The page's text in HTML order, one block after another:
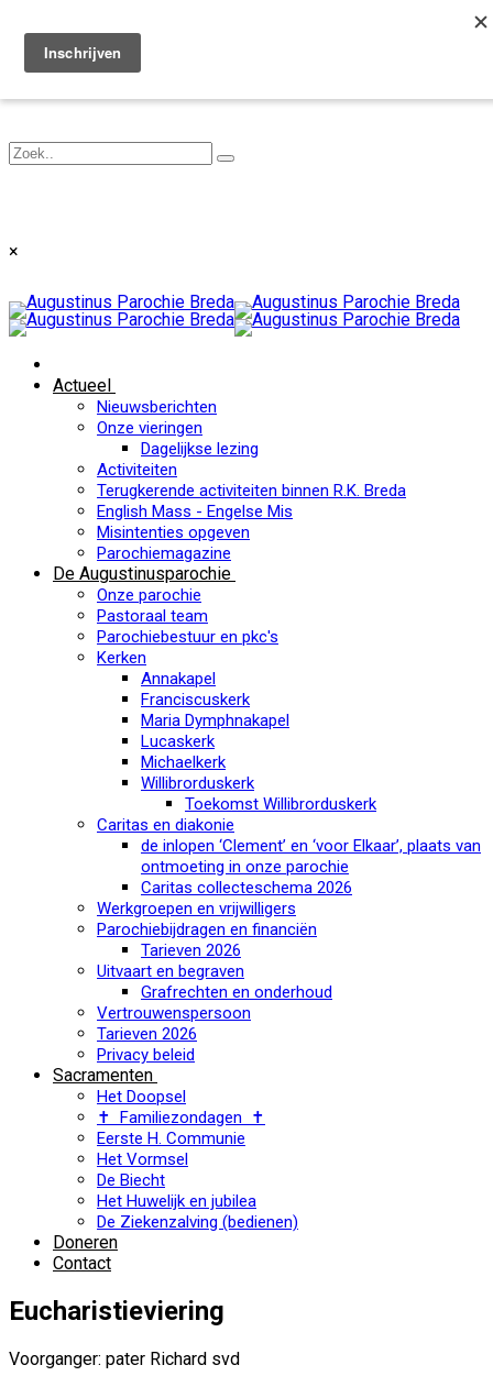
Toggle navigation
×
Actueel
Nieuwsberichten
Onze vieringen
Dagelijkse lezing
Activiteiten
Terugkerende activiteiten binnen R.K. Breda
English Mass - Engelse Mis
Misintenties opgeven
Parochiemagazine
De Augustinusparochie
Onze parochie
Pastoraal team
Parochiebestuur en pkc's
Kerken
Annakapel
Franciscuskerk
Maria Dymphnakapel
Lucaskerk
Michaelkerk
Willibrorduskerk
Toekomst Willibrorduskerk
Caritas en diakonie
de inlopen ‘Clement’ en ‘voor Elkaar’, plaats van
ontmoeting in onze parochie
Caritas collecteschema 2026
Werkgroepen en vrijwilligers
Parochiebijdragen en financiën
Tarieven 2026
Uitvaart en begraven
Grafrechten en onderhoud
Vertrouwenspersoon
Tarieven 2026
Privacy beleid
Sacramenten
Het Doopsel
✝ Familiezondagen ✝
Eerste H. Communie
Het Vormsel
De Biecht
Het Huwelijk en jubilea
De Ziekenzalving (bedienen)
Doneren
Contact
Eucharistieviering
Voorganger: pater Richard svd